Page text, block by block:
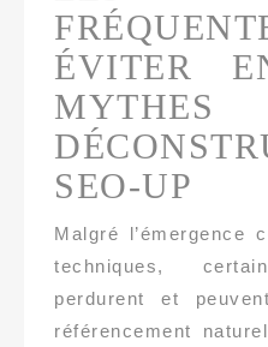
ÉVITER
SEO-UP
Malgré l’émergence
techniques,
perdurent et
référencement